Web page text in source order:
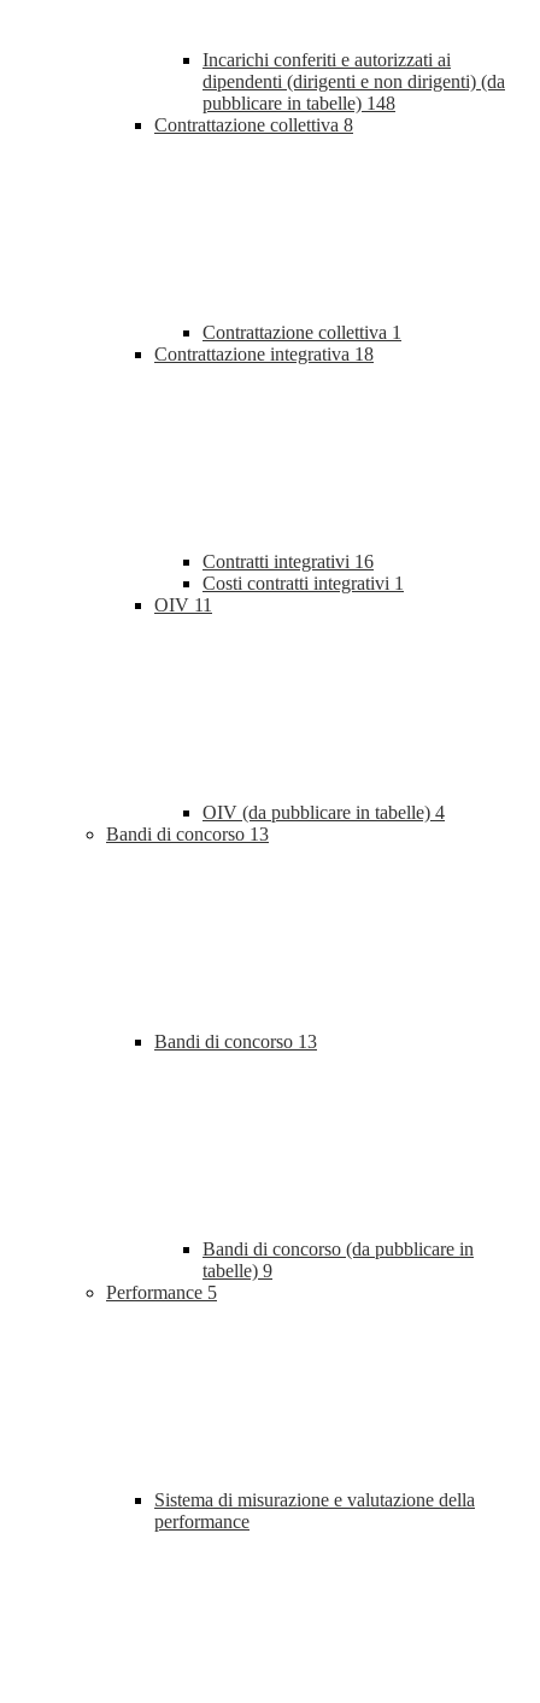
Incarichi conferiti e autorizzati ai
dipendenti (dirigenti e non dirigenti) (da
pubblicare in tabelle) 148
Contrattazione collettiva 8
Contrattazione collettiva 1
Contrattazione integrativa 18
Contratti integrativi 16
Costi contratti integrativi 1
OIV 11
OIV (da pubblicare in tabelle) 4
Bandi di concorso 13
Bandi di concorso 13
Bandi di concorso (da pubblicare in
tabelle) 9
Performance 5
Sistema di misurazione e valutazione della
performance